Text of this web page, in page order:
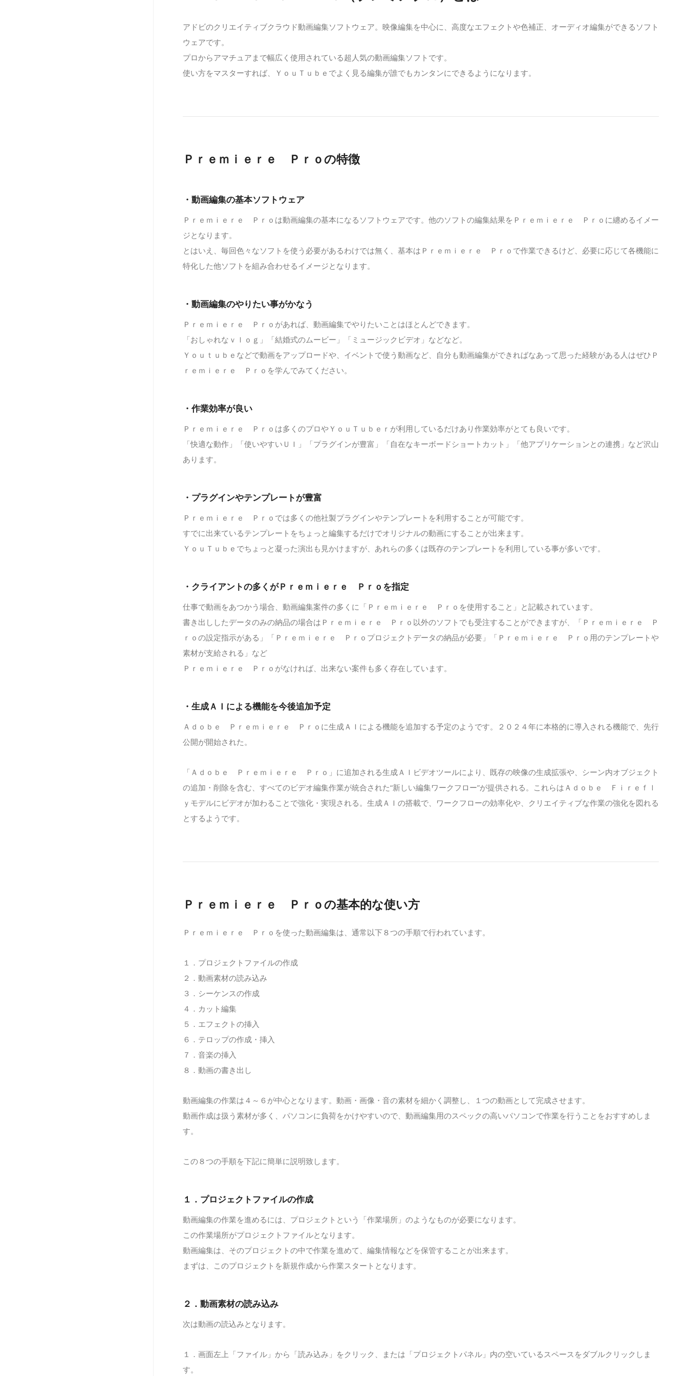
アドビのクリエイティブクラウド動画編集ソフトウェア。映像編集を中心に、高度なエフェクトや色補正、オーディオ編集ができるソフト
ウェアです。
プロからアマチュアまで幅広く使用されている超人気の動画編集ソフトです。
使い方をマスターすれば、ＹｏｕＴｕｂｅでよく見る編集が誰でもカンタンにできるようになります。
Ｐｒｅｍｉｅｒｅ Ｐｒｏの特徴
・動画編集の基本ソフトウェア
Ｐｒｅｍｉｅｒｅ Ｐｒｏは動画編集の基本になるソフトウェアです。他のソフトの編集結果をＰｒｅｍｉｅｒｅ Ｐｒｏに纏めるイメー
ジとなります。
とはいえ、毎回色々なソフトを使う必要があるわけでは無く、基本はＰｒｅｍｉｅｒｅ Ｐｒｏで作業できるけど、必要に応じて各機能に
特化した他ソフトを組み合わせるイメージとなります。
・動画編集のやりたい事がかなう
Ｐｒｅｍｉｅｒｅ Ｐｒｏがあれば、動画編集でやりたいことはほとんどできます。
「おしゃれなｖｌｏｇ」「結婚式のムービー」「ミュージックビデオ」などなど。
Ｙｏｕｔｕｂｅなどで動画をアップロードや、イベントで使う動画など、自分も動画編集ができればなあって思った経験がある人はぜひＰ
ｒｅｍｉｅｒｅ Ｐｒｏを学んでみてください。
・作業効率が良い
Ｐｒｅｍｉｅｒｅ Ｐｒｏは多くのプロやＹｏｕＴｕｂｅｒが利用しているだけあり作業効率がとても良いです。
「快適な動作」「使いやすいＵＩ」「プラグインが豊富」「自在なキーボードショートカット」「他アプリケーションとの連携」など沢山
あります。
・プラグインやテンプレートが豊富
Ｐｒｅｍｉｅｒｅ Ｐｒｏでは多くの他社製プラグインやテンプレートを利用することが可能です。
すでに出来ているテンプレートをちょっと編集するだけでオリジナルの動画にすることが出来ます。
ＹｏｕＴｕｂｅでちょっと凝った演出も見かけますが、あれらの多くは既存のテンプレートを利用している事が多いです。
・クライアントの多くがＰｒｅｍｉｅｒｅ Ｐｒｏを指定
仕事で動画をあつかう場合、動画編集案件の多くに「Ｐｒｅｍｉｅｒｅ Ｐｒｏを使用すること」と記載されています。
書き出ししたデータのみの納品の場合はＰｒｅｍｉｅｒｅ Ｐｒｏ以外のソフトでも受注することができますが、「Ｐｒｅｍｉｅｒｅ Ｐ
ｒｏの設定指示がある」「Ｐｒｅｍｉｅｒｅ Ｐｒｏプロジェクトデータの納品が必要」「Ｐｒｅｍｉｅｒｅ Ｐｒｏ用のテンプレートや
素材が支給される」など
Ｐｒｅｍｉｅｒｅ Ｐｒｏがなければ、出来ない案件も多く存在しています。
・生成ＡＩによる機能を今後追加予定
Ａｄｏｂｅ Ｐｒｅｍｉｅｒｅ Ｐｒｏに生成ＡＩによる機能を追加する予定のようです。２０２４年に本格的に導入される機能で、先行
公開が開始された。
「Ａｄｏｂｅ Ｐｒｅｍｉｅｒｅ Ｐｒｏ」に追加される生成ＡＩビデオツールにより、既存の映像の生成拡張や、シーン内オブジェクト
の追加・削除を含む、すべてのビデオ編集作業が統合された“新しい編集ワークフロー”が提供される。これらはＡｄｏｂｅ Ｆｉｒｅｆｌ
ｙモデルにビデオが加わることで強化・実現される。生成ＡＩの搭載で、ワークフローの効率化や、クリエイティブな作業の強化を図れる
とするようです。
Ｐｒｅｍｉｅｒｅ Ｐｒｏの基本的な使い方
Ｐｒｅｍｉｅｒｅ Ｐｒｏを使った動画編集は、通常以下８つの手順で行われています。
１．プロジェクトファイルの作成
２．動画素材の読み込み
３．シーケンスの作成
４．カット編集
５．エフェクトの挿入
６．テロップの作成・挿入
７．音楽の挿入
８．動画の書き出し
動画編集の作業は４～６が中心となります。動画・画像・音の素材を細かく調整し、１つの動画として完成させます。
動画作成は扱う素材が多く、パソコンに負荷をかけやすいので、動画編集用のスペックの高いパソコンで作業を行うことをおすすめしま
す。
この８つの手順を下記に簡単に説明致します。
１．プロジェクトファイルの作成
動画編集の作業を進めるには、プロジェクトという「作業場所」のようなものが必要になります。
この作業場所がプロジェクトファイルとなります。
動画編集は、そのプロジェクトの中で作業を進めて、編集情報などを保管することが出来ます。
まずは、このプロジェクトを新規作成から作業スタートとなります。
２．動画素材の読み込み
次は動画の読込みとなります。
１．画面左上「ファイル」から「読み込み」をクリック、または「プロジェクトパネル」内の空いているスペースをダブルクリックしま
す。